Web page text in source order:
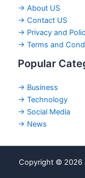
→ About US
→ Contact US
→ Privacy and
→ Terms and
Popular
→ Business
→ Technology
→ Social Media
→ News
Copyright © 2026